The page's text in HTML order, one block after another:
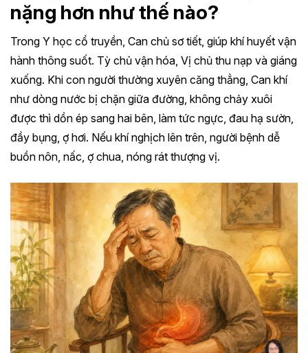
nặng hơn như thế nào?
Trong Y học cổ truyền, Can chủ sơ tiết, giúp khí huyết vận
hành thông suốt. Tỳ chủ vận hóa, Vị chủ thu nạp và giáng
xuống. Khi con người thường xuyên căng thẳng, Can khí
như dòng nước bị chặn giữa đường, không chảy xuôi
được thì dồn ép sang hai bên, làm tức ngực, đau hạ sườn,
đầy bụng, ợ hơi. Nếu khí nghịch lên trên, người bệnh dễ
buồn nôn, nấc, ợ chua, nóng rát thượng vị.